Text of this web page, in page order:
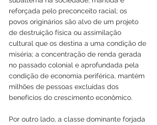
reforçada pelo preconceito racial; os
povos originários são alvo de um projeto
de destruição física ou assimilação
cultural que os destina a uma condição de
miséria; a concentração de renda gerada
no passado colonial e aprofundada pela
condição de economia periférica, mantém
milhões de pessoas excluídas dos
benefícios do crescimento econômico.
Por outro lado, a classe dominante forjada